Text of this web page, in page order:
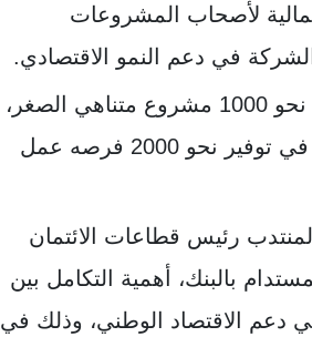
لأصحاب المشروعات
في دعم النمو الاقتصادي.
وأشار "أبو العزم" إلى أن التمويل سيسهم في تمويل نحو 1000 مشروع متناهي الصغر،
بالإضافة إلى 100 مشروع صغير ومتوسط، بما يسهم في توفير نحو 2000 فرصه عمل
رئيس قطاعات الائتمان
بالبنك، أهمية التكامل بين
دعم الاقتصاد الوطني، وذلك في